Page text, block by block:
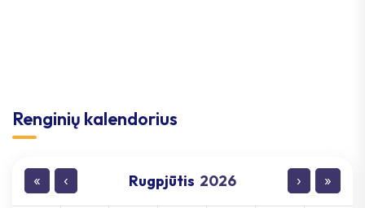
Renginių kalendorius
« ‹ Rugpjūtis 2026 › »